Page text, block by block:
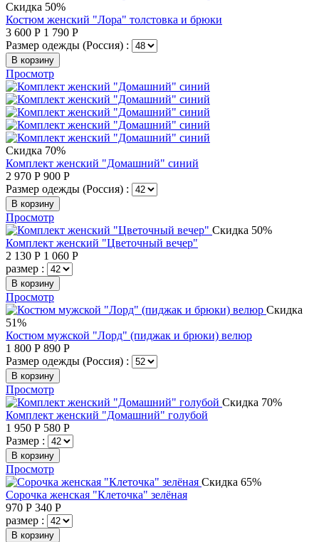
Скидка 50%
Костюм женский "Лора" толстовка и брюки
3 600 Р 1 790 Р
Размер одежды (Россия) :
В корзину
Просмотр
Скидка 70%
Комплект женский "Домашний" синий
2 970 Р 900 Р
Размер одежды (Россия) :
В корзину
Просмотр
Скидка 50%
Комплект женский "Цветочный вечер"
2 130 Р 1 060 Р
размер :
В корзину
Просмотр
Скидка
51%
Костюм мужской "Лорд" (пиджак и брюки) велюр
1 800 Р 890 Р
Размер одежды (Россия) :
В корзину
Просмотр
Скидка 70%
Комплект женский "Домашний" голубой
1 950 Р 580 Р
Размер :
В корзину
Просмотр
Скидка 65%
Сорочка женская "Клеточка" зелёная
970 Р 340 Р
размер :
В корзину